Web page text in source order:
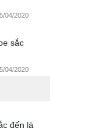
04/2020
sắc
04/2020
04/2020
đến là